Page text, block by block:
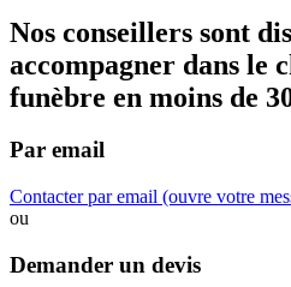
Nos conseillers sont
accompagner dans le
funèbre en moins de
Par email
Contacter par email (ouvre votre
ou
Demander un devis